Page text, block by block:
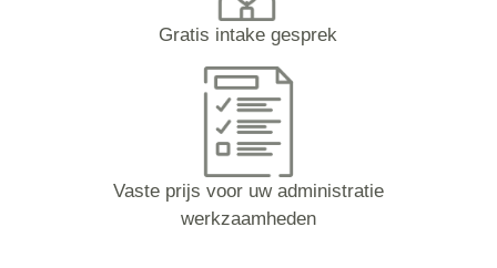
Gratis intake gesprek
Vaste prijs voor uw administratie
werkzaamheden